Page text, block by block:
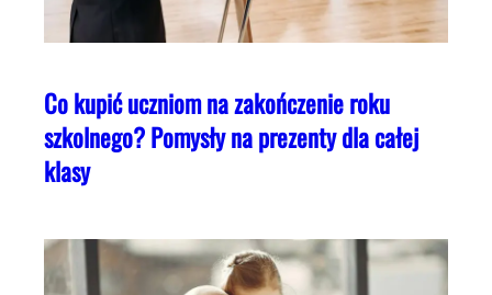
Co kupić uczniom na zakończenie roku
szkolnego? Pomysły na prezenty dla całej
klasy